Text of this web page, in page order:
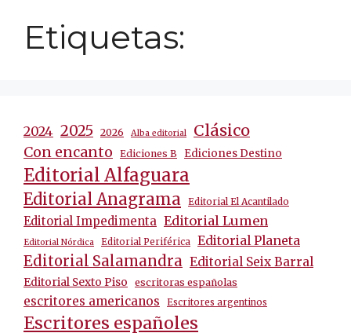
Etiquetas:
2024 2025 2026 Alba editorial Clásico
Con encanto Ediciones B Ediciones Destino
Editorial Alfaguara
Editorial Anagrama Editorial El Acantilado
Editorial Impedimenta Editorial Lumen
Editorial Nórdica Editorial Periférica Editorial Planeta
Editorial Salamandra Editorial Seix Barral
Editorial Sexto Piso escritoras españolas
escritores americanos Escritores argentinos
Escritores españoles